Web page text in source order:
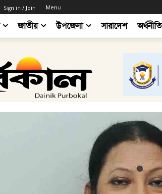
Sign in / Join Menu
জাতীয় উপজেলা সারাদেশ অর্থনীতি